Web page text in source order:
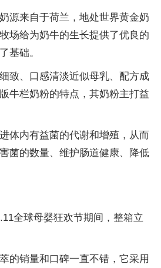
源来自于荷兰，地处世界黄金奶
场给为奶牛的生长提供了优良的
基础。
致、口感清淡近似母乳、配方成
牛栏奶粉的特点，其奶粉主打益
体内有益菌的代谢和增殖，从而
菌的数量、维护肠道健康、降低
全球母婴狂欢节期间，整箱立
的销量和口碑一直不错，它采用